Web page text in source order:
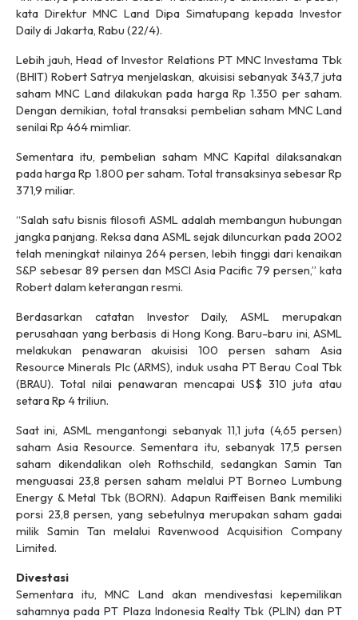
kata Direktur MNC Land Dipa Simatupang kepada Investor
Dailydi Jakarta, Rabu (22/4).
Lebih jauh, Head of Investor Relations PT MNC Investama Tbk
(BHIT) Robert Satrya menjelaskan, akuisisi sebanyak 343,7 juta
saham MNC Land dilakukan pada harga Rp 1.350 per saham.
Dengan demikian, total transaksi pembelian saham MNC Land
senilai Rp 464 mimliar.
Sementara itu, pembelian saham MNC Kapital dilaksanakan
pada harga Rp 1.800 per saham. Total transaksinya sebesar Rp
371,9 miliar.
“Salah satu bisnis filosofi ASML adalah membangun hubungan
jangka panjang. Reksa dana ASML sejak diluncurkan pada 2002
telah meningkat nilainya 264 persen, lebih tinggi dari kenaikan
S&P sebesar 89 persen dan MSCI Asia Pacific 79 persen,” kata
Robert dalam keterangan resmi.
Berdasarkan catatan Investor Daily, ASML merupakan
perusahaan yang berbasis di Hong Kong. Baru-baru ini, ASML
melakukan penawaran akuisisi 100 persen saham Asia
Resource Minerals Plc (ARMS), induk usaha PT Berau Coal Tbk
(BRAU). Total nilai penawaran mencapai US$ 310 juta atau
setara Rp 4 triliun.
Saat ini, ASML mengantongi sebanyak 11,1 juta (4,65 persen)
saham Asia Resource. Sementara itu, sebanyak 17,5 persen
saham dikendalikan oleh Rothschild, sedangkan Samin Tan
menguasai 23,8 persen saham melalui PT Borneo Lumbung
Energy & Metal Tbk (BORN). Adapun Raiffeisen Bank memiliki
porsi 23,8 persen, yang sebetulnya merupakan saham gadai
milik Samin Tan melalui Ravenwood Acquisition Company
Limited.
Divestasi
Sementara itu, MNC Land akan mendivestasi kepemilikan
sahamnya pada PT Plaza Indonesia Realty Tbk (PLIN) dan PT